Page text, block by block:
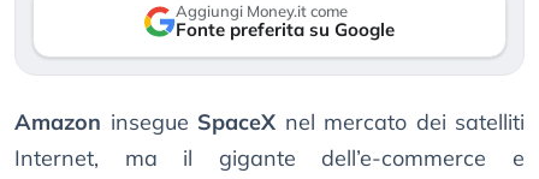
Aggiungi Money.it come
Fonte preferita su Google
Amazon insegue SpaceX nel mercato dei satelliti
Internet, ma il gigante dell’e-commerce e